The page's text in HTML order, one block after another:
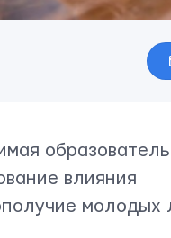
влияния
молодых